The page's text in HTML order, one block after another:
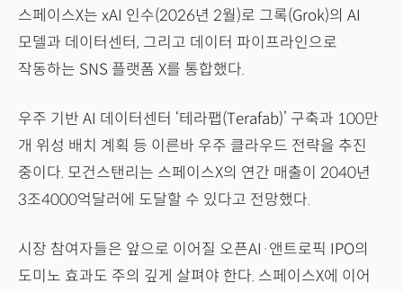
스페이스X는 xAI 인수(2026년 2월)로 그록(Grok)의 AI
모델과 데이터센터, 그리고 데이터 파이프라인으로
작동하는 SNS 플랫폼 X를 통합했다.
우주 기반 AI 데이터센터 ‘테라팹(Terafab)’ 구축과 100만
개 위성 배치 계획 등 이른바 우주 클라우드 전략을 추진
중이다. 모건스탠리는 스페이스X의 연간 매출이 2040년
3조4000억달러에 도달할 수 있다고 전망했다.
시장 참여자들은 앞으로 이어질 오픈AI·앤트로픽 IPO의
도미노 효과도 주의 깊게 살펴야 한다. 스페이스X에 이어